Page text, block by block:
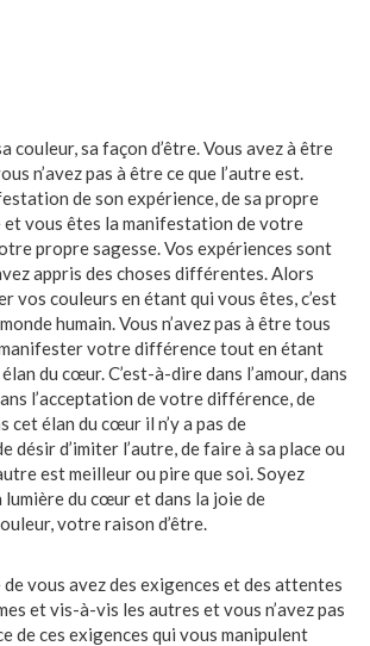
couleur, sa façon d’être. Vous avez à être
n’avez pas à être ce que l’autre est.
de son expérience, de sa propre
etvous êtes la manifestation de votre
propre sagesse. Vos expériences sont
appris des choses différentes. Alors
vos couleurs en étant qui vous êtes, c’est
humain. Vous n’avez pas à être tous
manifester votre différence tout en étant
du cœur. C’est-à-dire dans l’amour, dans
l’acceptation de votre différence, de
cet élan du cœur il n’y a pas de
désir d’imiter l’autre, de faire à sa place ou
est meilleur ou pire que soi. Soyez
lumière du cœur et dans la joie de
votre raison d’être.
de vous avez des exigences et des attentes
et vis-à-vis les autres et vous n’avez pas
de ces exigences qui vous manipulent